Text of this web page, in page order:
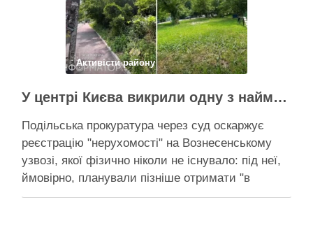
необхідності забезпечити теплом понад 400
будинків. …
Поділитися у соцмережах:
Активісти району
У центрі Києва викрили одну з наймасштабніших туалетних схем з фіктивним будинком
Подільська прокуратура через суд оскаржує
реєстрацію "нерухомості" на Вознесенському
узвозі, якої фізично ніколи не існувало: під неї,
ймовірно, планували пізніше отримати "в
обслуговування" земельну ділянку Прокуратура